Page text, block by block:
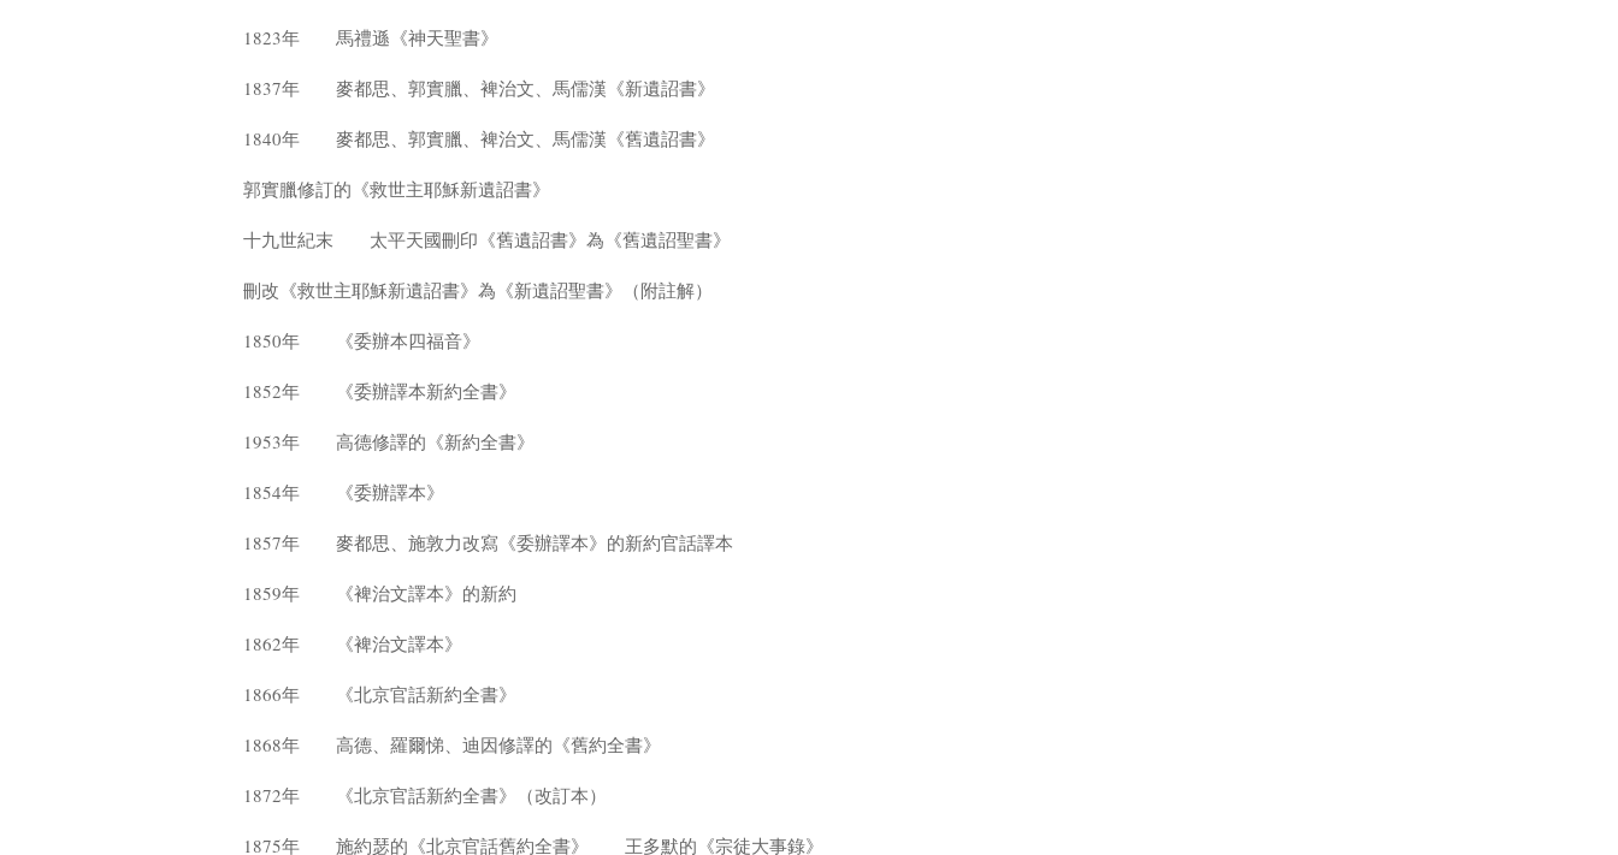
1823年 馬禮遜《神天聖書》
1837年 麥都思、郭實臘、裨治文、馬儒漢《新遺詔書》
1840年 麥都思、郭實臘、裨治文、馬儒漢《舊遺詔書》
郭實臘修訂的《救世主耶穌新遺詔書》
十九世紀末 太平天國刪印《舊遺詔書》為《舊遺詔聖書》
刪改《救世主耶穌新遺詔書》為《新遺詔聖書》（附註解）
1850年 《委辦本四福音》
1852年 《委辦譯本新約全書》
1953年 高德修譯的《新約全書》
1854年 《委辦譯本》
1857年 麥都思、施敦力改寫《委辦譯本》的新約官話譯本
1859年 《裨治文譯本》的新約
1862年 《裨治文譯本》
1866年 《北京官話新約全書》
1868年 高德、羅爾悌、迪因修譯的《舊約全書》
1872年 《北京官話新約全書》（改訂本）
1875年 施約瑟的《北京官話舊約全書》 王多默的《宗徒大事錄》